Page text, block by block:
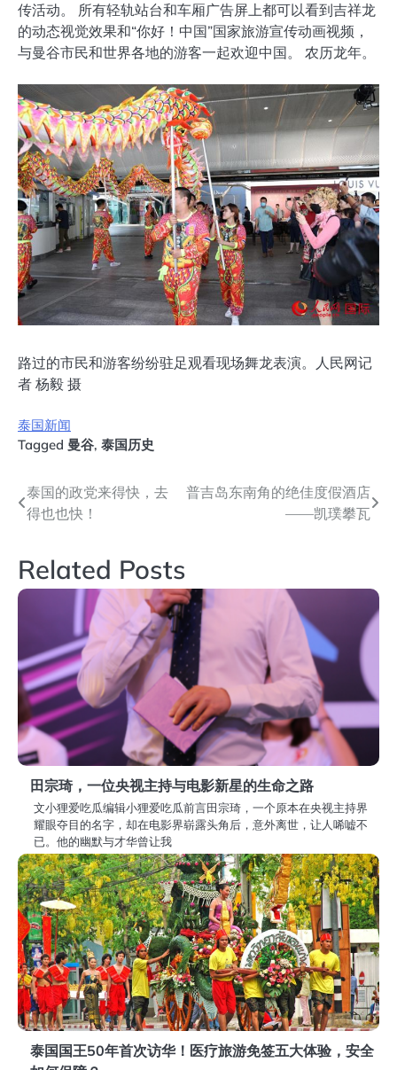
传活动。 所有轻轨站台和车厢广告屏上都可以看到吉祥龙
的动态视觉效果和“你好！中国”国家旅游宣传动画视频，
与曼谷市民和世界各地的游客一起欢迎中国。 农历龙年。
路过的市民和游客纷纷驻足观看现场舞龙表演。人民网记
者 杨毅 摄
泰国新闻
Tagged 曼谷, 泰国历史
文
章
导
航
泰国的政党来得快，去
得也也快！
普吉岛东南角的绝佳度假酒店
——凯璞攀瓦
Related Posts
田宗琦，一位央视主持与电影新星的生命之路
文小狸爱吃瓜编辑小狸爱吃瓜前言田宗琦，一个原本在央视主持界
耀眼夺目的名字，却在电影界崭露头角后，意外离世，让人唏嘘不
已。他的幽默与才华曾让我
泰国国王50年首次访华！医疗旅游免签五大体验，安全